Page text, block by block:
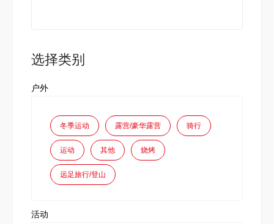
选择类别
户外
冬季运动 露营/豪华露营 骑行
运动 其他 烧烤
远足旅行/登山
活动